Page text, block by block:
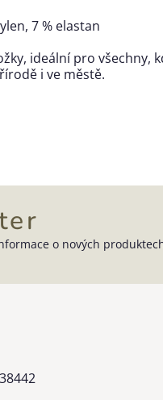
7 % elastan
ideální pro všechny,
i ve městě.
o nových